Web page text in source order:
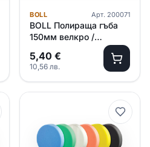
BOLL Арт. 200071
BOLL Полираща гъба
150мм велкро /
5,40 €
10,56 лв.